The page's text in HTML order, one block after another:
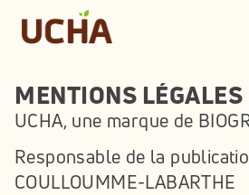
MENTIONS LÉGALES
UCHA, une marque de
Responsable de la
COULLOUMME-LABARTHE